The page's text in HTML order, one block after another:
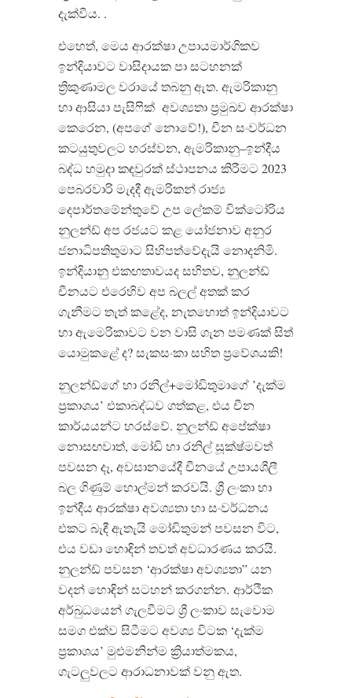
දැක්වීය. .
එහෙත්, මෙය ආරක්ෂා උපායමාර්ගිකව
ඉන්දියාවට වාසිදායක පා සටහනක්
ත්‍රිකුණාමල වරායේ තබනු ඇත. ඇමරිකානු
හා ආසියා පැසිෆික් අවශ්‍යතා ප්‍රමුඛව ආරක්ෂා
කෙරෙන, (අපගේ නොවේ!), චීන සංවර්ධන
කටයුතුවලට හරස්වන, ඇමරිකානු–ඉන්දීය
බද්ධ හමුදා කඳවුරක් ස්ථාපනය කිරීමට 2023
පෙබරවාරි මැදදී ඇමරිකන් රාජ්‍ය
දෙපාර්තමේන්තුවේ උප ලේකම් වික්ටෝරිය
නුලන්ඩ් අප රජයට කළ යෝජනාව අනුර
ජනාධිපතිතුමාට සිහිපත්වේදැයි නොදනිමි.
ඉන්දියානු එකඟතාවයද සහිතව, නුලන්ඩ්
චීනයට එරෙහිව අප බලල් අතක් කර
ගැනීමට තැත් කළේද, නැතහොත් ඉන්දියාවට
හා ඇමෙරිකාවට වන වාසි ගැන පමණක් සිත්
යොමුකළේ ද?සැකසංකා සහිත ප්‍රවේශයකි!
නුලන්ඩ්ගේ හා රනිල්+මෝඩිතුමාගේ ’දැක්ම
ප්‍රකාශය’ එකාබද්ධව ගත්කළ, එය චීන
කාර්යයන්ට හරස්වේ. නුලන්ඩ් අපේක්ෂා
නොසඟවාත්, මෝඩි හා රනිල් සූක්ෂ්මවත්
පවසන දෑ, අවසානයේදී චීනයේ උපායශීලී
බල ගිණුම් හොල්මන් කරවයි. ශ්‍රී ලංකා හා
ඉන්දීය ආරක්ෂා අවශ්‍යතා හා සංවර්ධනය
එකට බැඳී ඇතැයි මෝඩිතුමන් පවසන විට,
එය වඩා හොඳින් තවත් අවධාරණය කරයි.
නුලන්ඩ් පවසන ‘ආරක්ෂා අවශ්‍යතා”යන
වදන් හොඳින් සටහන් කරගන්න. ආර්ථික
අර්බුධයෙන් ගැලවීමට ශ්‍රී ලංකාව සැවොම
සමග එක්ව සිටීමට අවශ්‍ය විටක ‘දැක්ම
ප්‍රකාශය’ මුළුමනින්ම ක්‍රියාත්මකය,
ගැටලුවලට ආරාධනාවක් වනු ඇත.